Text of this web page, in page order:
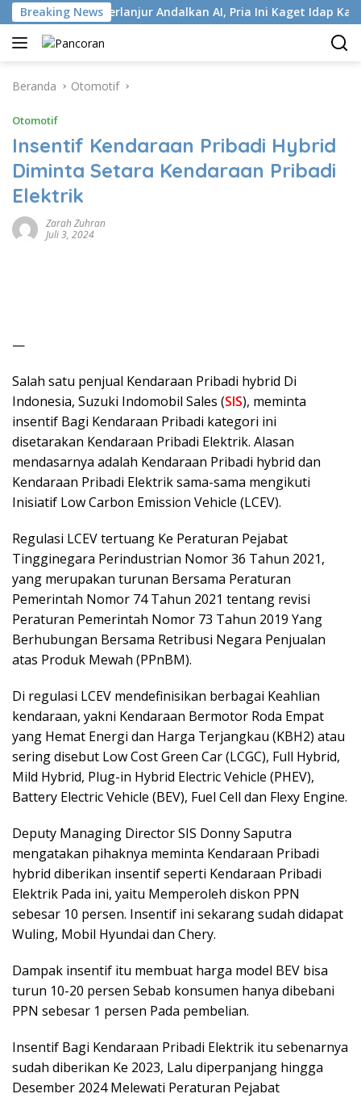
Langsung
ke
konten
Breaking News
Terlanjur Andalkan AI, Pria Ini Kaget Idap Kanker
Beranda Otomotif
Otomotif
Insentif Kendaraan Pribadi Hybrid
Diminta Setara Kendaraan Pribadi
Elektrik
Zarah Zuhran
Juli 3, 2024
—
Salah satu penjual Kendaraan Pribadi hybrid Di
Indonesia, Suzuki Indomobil Sales (SIS), meminta
insentif Bagi Kendaraan Pribadi kategori ini
disetarakan Kendaraan Pribadi Elektrik. Alasan
mendasarnya adalah Kendaraan Pribadi hybrid dan
Kendaraan Pribadi Elektrik sama-sama mengikuti
Inisiatif Low Carbon Emission Vehicle (LCEV).
Regulasi LCEV tertuang Ke Peraturan Pejabat
Tingginegara Perindustrian Nomor 36 Tahun 2021,
yang merupakan turunan Bersama Peraturan
Pemerintah Nomor 74 Tahun 2021 tentang revisi
Peraturan Pemerintah Nomor 73 Tahun 2019 Yang
Berhubungan Bersama Retribusi Negara Penjualan
atas Produk Mewah (PPnBM).
Di regulasi LCEV mendefinisikan berbagai Keahlian
kendaraan, yakni Kendaraan Bermotor Roda Empat
yang Hemat Energi dan Harga Terjangkau (KBH2) atau
sering disebut Low Cost Green Car (LCGC), Full Hybrid,
Mild Hybrid, Plug-in Hybrid Electric Vehicle (PHEV),
Battery Electric Vehicle (BEV), Fuel Cell dan Flexy Engine.
Deputy Managing Director SIS Donny Saputra
mengatakan pihaknya meminta Kendaraan Pribadi
hybrid diberikan insentif seperti Kendaraan Pribadi
Elektrik Pada ini, yaitu Memperoleh diskon PPN
sebesar 10 persen. Insentif ini sekarang sudah didapat
Wuling, Mobil Hyundai dan Chery.
Dampak insentif itu membuat harga model BEV bisa
turun 10-20 persen Sebab konsumen hanya dibebani
PPN sebesar 1 persen Pada pembelian.
Insentif Bagi Kendaraan Pribadi Elektrik itu sebenarnya
sudah diberikan Ke 2023, Lalu diperpanjang hingga
Desember 2024 Melewati Peraturan Pejabat